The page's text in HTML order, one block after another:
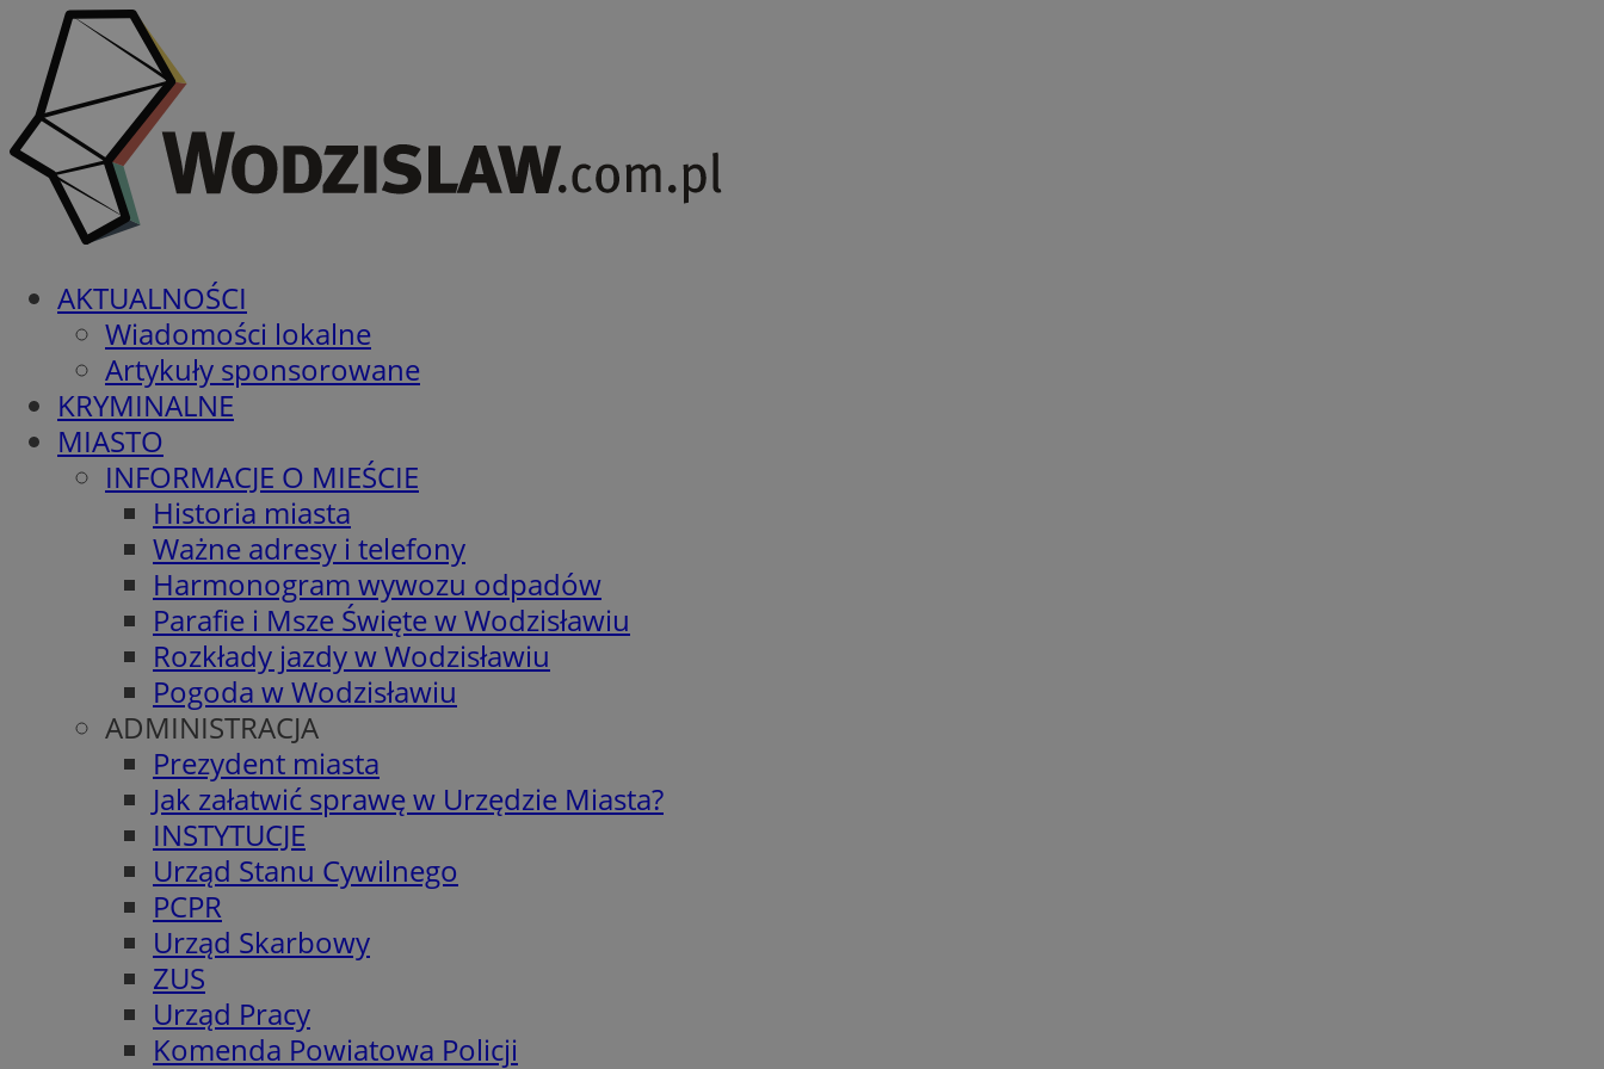
AKTUALNOŚCI
Wiadomości lokalne
Artykuły sponsorowane
KRYMINALNE
MIASTO
INFORMACJE O MIEŚCIE
Historia miasta
Ważne adresy i telefony
Harmonogram wywozu odpadów
Parafie i Msze Święte w Wodzisławiu
Rozkłady jazdy w Wodzisławiu
Pogoda w Wodzisławiu
ADMINISTRACJA
Prezydent miasta
Jak załatwić sprawę w Urzędzie Miasta?
INSTYTUCJE
Urząd Stanu Cywilnego
PCPR
Urząd Skarbowy
ZUS
Urząd Pracy
Komenda Powiatowa Policji